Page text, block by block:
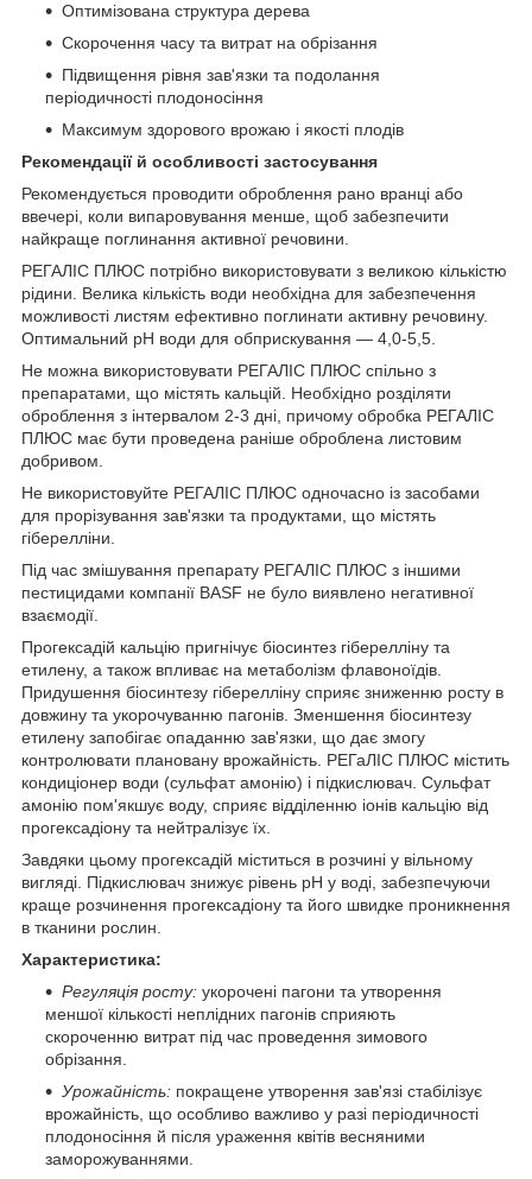
Оптимізована структура дерева
Скорочення часу та витрат на обрізання
Підвищення рівня зав'язки та подолання
періодичності плодоносіння
Максимум здорового врожаю і якості плодів
Рекомендації й особливості застосування
Рекомендується проводити оброблення рано вранці або
ввечері, коли випаровування менше, щоб забезпечити
найкраще поглинання активної речовини.
РЕГАЛІС ПЛЮС потрібно використовувати з великою кількістю
рідини. Велика кількість води необхідна для забезпечення
можливості листям ефективно поглинати активну речовину.
Оптимальний pH води для обприскування — 4,0-5,5.
Не можна використовувати РЕГАЛІС ПЛЮС спільно з
препаратами, що містять кальцій. Необхідно розділяти
оброблення з інтервалом 2-3 дні, причому обробка РЕГАЛІС
ПЛЮС має бути проведена раніше оброблена листовим
добривом.
Не використовуйте РЕГАЛІС ПЛЮС одночасно із засобами
для прорізування зав'язки та продуктами, що містять
гіберелліни.
Під час змішування препарату РЕГАЛІС ПЛЮС з іншими
пестицидами компанії BASF не було виявлено негативної
взаємодії.
Прогексадій кальцію пригнічує біосинтез гіберелліну та
етилену, а також впливає на метаболізм флавоноїдів.
Придушення біосинтезу гіберелліну сприяє зниженню росту в
довжину та укорочуванню пагонів. Зменшення біосинтезу
етилену запобігає опаданню зав'язки, що дає змогу
контролювати плановану врожайність. РЕГаЛІС ПЛЮС містить
кондиціонер води (сульфат амонію) і підкислювач. Сульфат
амонію пом'якшує воду, сприяє відділенню іонів кальцію від
прогексадіону та нейтралізує їх.
Завдяки цьому прогексадій міститься в розчині у вільному
вигляді. Підкислювач знижує рівень pH у воді, забезпечуючи
краще розчинення прогексадіону та його швидке проникнення
в тканини рослин.
Характеристика:
Регуляція росту: укорочені пагони та утворення
меншої кількості неплідних пагонів сприяють
скороченню витрат під час проведення зимового
обрізання.
Урожайність: покращене утворення зав'язі стабілізує
врожайність, що особливо важливо у разі періодичності
плодоносіння й після ураження квітів весняними
заморожуваннями.